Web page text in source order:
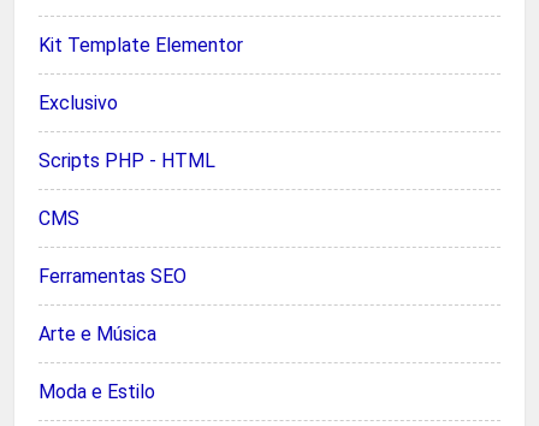
Kit Template Elementor
Exclusivo
Scripts PHP - HTML
CMS
Ferramentas SEO
Arte e Música
Moda e Estilo